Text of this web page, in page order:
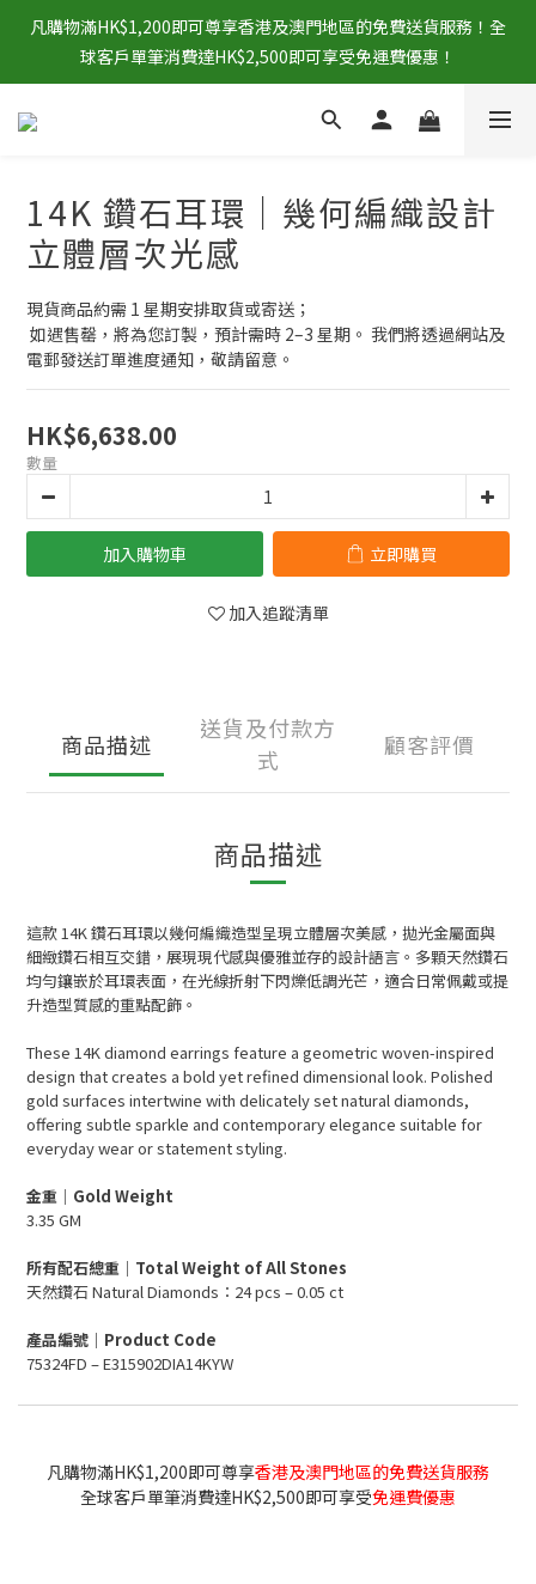
凡購物滿HK$1,200即可尊享香港及澳門地區的免費送貨服務！全
球客戶單筆消費達HK$2,500即可享受免運費優惠！
14K 鑽石耳環｜幾何編織設計
立體層次光感
現貨商品約需 1 星期安排取貨或寄送；
電郵發送訂單進度通知，敬請留意。
HK$6,638.00
數量
加入購物車 立即購買
加入追蹤清單
商品描述
送貨及付款方
式
顧客評價
商品描述
這款 14K 鑽石耳環以幾何編織造型呈現立體層次美感，拋光金屬面與
細緻鑽石相互交錯，展現現代感與優雅並存的設計語言。多顆天然鑽石
均勻鑲嵌於耳環表面，在光線折射下閃爍低調光芒，適合日常佩戴或提
升造型質感的重點配飾。
These 14K diamond earrings feature a geometric woven-inspired
design that creates a bold yet refined dimensional look. Polished
gold surfaces intertwine with delicately set natural diamonds,
offering subtle sparkle and contemporary elegance suitable for
everyday wear or statement styling.
金重｜Gold Weight
3.35 GM
所有配石總重｜Total Weight of All Stones
天然鑽石 Natural Diamonds：24 pcs – 0.05 ct
產品編號｜Product Code
75324FD – E315902DIA14KYW
凡購物滿HK$1,200即可尊享香港及澳門地區的免費送貨服務
全球客戶單筆消費達HK$2,500即可享受免運費優惠